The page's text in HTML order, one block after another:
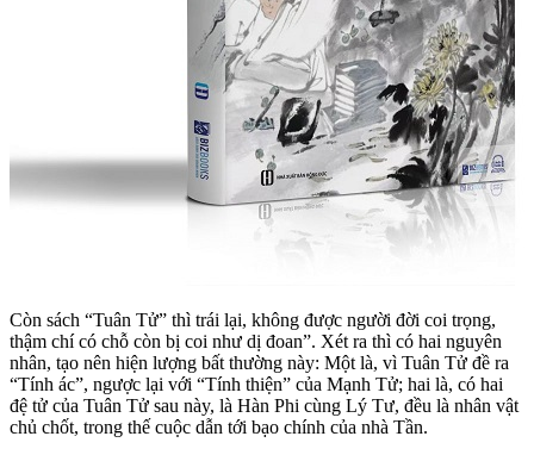
Còn sách “Tuân Tử” thì trái lại, không được người đời coi trọng,
thậm chí có chỗ còn bị coi như dị đoan”. Xét ra thì có hai nguyên
nhân, tạo nên hiện lượng bất thường này: Một là, vì Tuân Tử đề ra
“Tính ác”, ngược lại với “Tính thiện” của Mạnh Tử; hai là, có hai
đệ tử của Tuân Tử sau này, là Hàn Phi cùng Lý Tư, đều là nhân vật
chủ chốt, trong thế cuộc dẫn tới bạo chính của nhà Tần.